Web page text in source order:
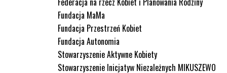
Fundacja MaMa
Fundacja Przestrzeń Kobiet
Fundacja Autonomia
Stowarzyszenie Aktywne Kobiety
Stowarzyszenie Inicjatyw Niezależnych MIKUSZEWO